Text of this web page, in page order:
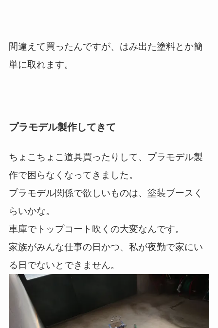
間違えて買ったんですが、はみ出た塗料とか簡
単に取れます。
プラモデル製作してきて
ちょこちょこ道具買ったりして、プラモデル製
作で困らなくなってきました。
プラモデル関係で欲しいものは、塗装ブースく
らいかな。
車庫でトップコート吹くの大変なんです。
家族がみんな仕事の日かつ、私が夜勤で家にい
る日でないとできません。